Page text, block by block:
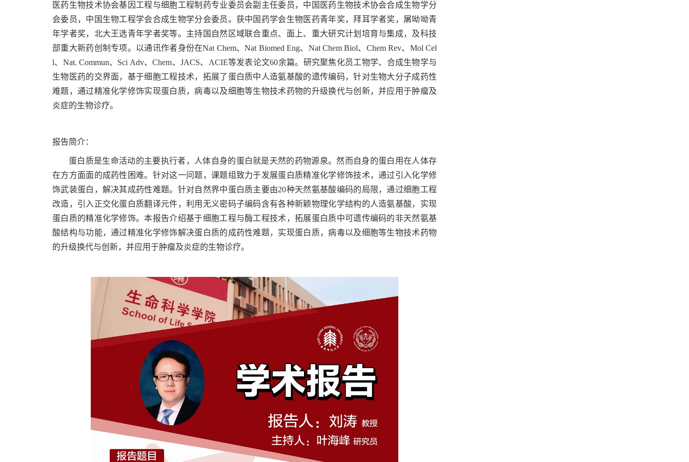
医药生物技术协会基因工程与细胞工程制药专业委员会副主任委员，中国医药生物技术协会合成生物学分
会委员，中国生物工程学会合成生物学分会委员。获中国药学会生物医药青年奖，拜耳学者奖，屠呦呦青
年学者奖，北大王选青年学者奖等。主持国自然区域联合重点、面上、重大研究计划培育与集成，及科技
部重大新药创制专项。以通讯作者身份在Nat Chem、Nat Biomed Eng、Nat Chem Biol、Chem Rev、Mol Cel
l、Nat. Commun、Sci Adv、Chem、JACS、ACIE等发表论文60余篇。研究聚焦化员工物学、合成生物学与
生物医药的交界面，基于细胞工程技术，拓展了蛋白质中人造氨基酸的遗传编码，针对生物大分子成药性
难题，通过精准化学修饰实现蛋白质，病毒以及细胞等生物技术药物的升级换代与创新，并应用于肿瘤及
炎症的生物诊疗。
报告简介：
蛋白质是生命活动的主要执行者，人体自身的蛋白就是天然的药物源泉。然而自身的蛋白用在人体存
在方方面面的成药性困难。针对这一问题，课题组致力于发展蛋白质精准化学修饰技术，通过引入化学修
饰武装蛋白，解决其成药性难题。针对自然界中蛋白质主要由20种天然氨基酸编码的局限，通过细胞工程
改造，引入正交化蛋白质翻译元件，利用无义密码子编码含有各种新颖物理化学结构的人造氨基酸，实现
蛋白质的精准化学修饰。本报告介绍基于细胞工程与酶工程技术，拓展蛋白质中可遗传编码的非天然氨基
酸结构与功能，通过精准化学修饰解决蛋白质的成药性难题，实现蛋白质，病毒以及细胞等生物技术药物
的升级换代与创新，并应用于肿瘤及炎症的生物诊疗。